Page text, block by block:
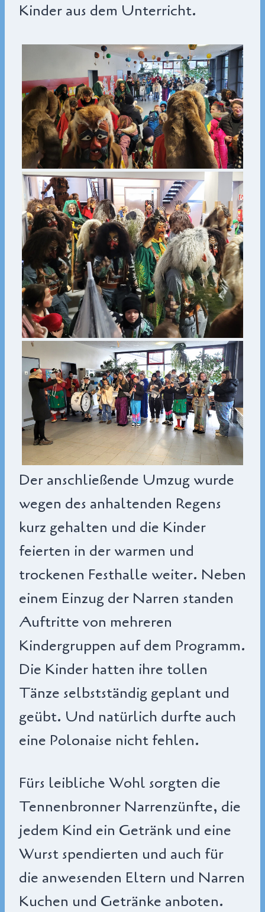
Kinder aus dem Unterricht.
Der anschließende Umzug wurde
wegen des anhaltenden Regens
kurz gehalten und die Kinder
feierten in der warmen und
trockenen Festhalle weiter. Neben
einem Einzug der Narren standen
Auftritte von mehreren
Kindergruppen auf dem Programm.
Die Kinder hatten ihre tollen
Tänze selbstständig geplant und
geübt. Und natürlich durfte auch
eine Polonaise nicht fehlen.
Fürs leibliche Wohl sorgten die
Tennenbronner Narrenzünfte, die
jedem Kind ein Getränk und eine
Wurst spendierten und auch für
die anwesenden Eltern und Narren
Kuchen und Getränke anboten.